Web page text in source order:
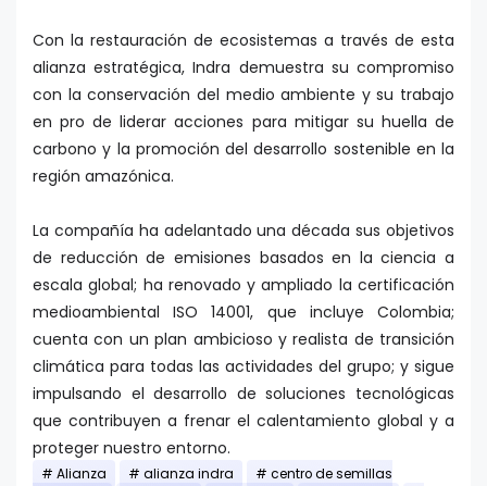
Con la restauración de ecosistemas a través de esta
alianza estratégica, Indra demuestra su compromiso
con la conservación del medio ambiente y su trabajo
en pro de liderar acciones para mitigar su huella de
carbono y la promoción del desarrollo sostenible en la
región amazónica.
La compañía ha adelantado una década sus objetivos
de reducción de emisiones basados en la ciencia a
escala global; ha renovado y ampliado la certificación
medioambiental ISO 14001, que incluye Colombia;
cuenta con un plan ambicioso y realista de transición
climática para todas las actividades del grupo; y sigue
impulsando el desarrollo de soluciones tecnológicas
que contribuyen a frenar el calentamiento global y a
proteger nuestro entorno.
Alianza alianza indra centro de semillas